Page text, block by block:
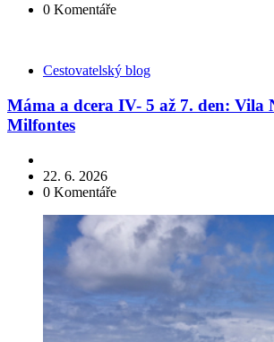
0 Komentáře
KategorieCestovatelský blog
Máma a dcera IV- 5 až 7. den: Vila
Milfontes
22. 6. 2026
0 Komentáře